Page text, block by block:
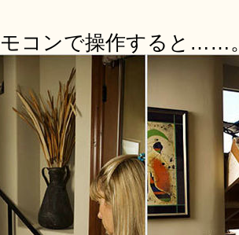
モコンで操作すると……